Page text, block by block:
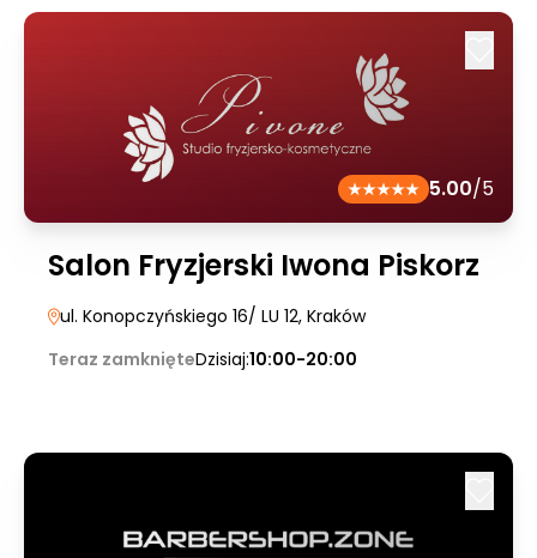
5.00/5
Salon Fryzjerski Iwona Piskorz
ul. Konopczyńskiego 16/ LU 12, Kraków
Teraz zamknięteDzisiaj:10:00-20:00